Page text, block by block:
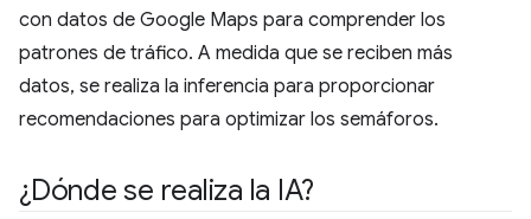
con datos de Google Maps para comprender los
patrones de tráfico. A medida que se reciben más
datos, se realiza la inferencia para proporcionar
recomendaciones para optimizar los semáforos.
¿Dónde se realiza la IA?